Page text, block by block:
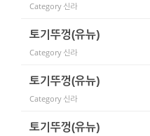
Category 신라
토기뚜껑(유뉴)
Category 신라
토기뚜껑(유뉴)
Category 신라
토기뚜껑(유뉴)